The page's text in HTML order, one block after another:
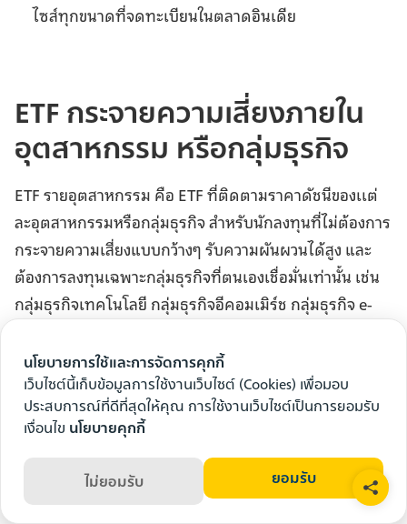
ไซส์ทุกขนาดที่จดทะเบียนในตลาดอินเดีย
ETF กระจายความเสี่ยงภายใน
อุตสาหกรรม หรือกลุ่มธุรกิจ
ETF รายอุตสาหกรรม คือ ETF ที่ติดตามราคาดัชนีของเเต่
ละอุตสาหกรรมหรือกลุ่มธุรกิจ สำหรับนักลงทุนที่ไม่ต้องการ
กระจายความเสี่ยงแบบกว้างๆ รับความผันผวนได้สูง และ
ต้องการลงทุนเฉพาะกลุ่มธุรกิจที่ตนเองเชื่อมั่นเท่านั้น เช่น
กลุ่มธุรกิจเทคโนโลยี กลุ่มธุรกิจอีคอมเมิร์ช กลุ่มธุรกิจ e-
ตัวอย่าง ETF กระจายความเสี่ยงภายในอุตสาหกรรม
EBANKลงทุนในหุ้นที่เป็นส่วนประกอบของดัชนีหมวด
ธุรกิจ SET Banking
WisdomTree Cloud Computing Fund(WCLD)
อ้างอิงดัชนี BVP Nasdaq Emerging Cloud Index เพื่อ
นโยบายการใช้และการจัดการคุกกี้
เว็บไซต์นี้เก็บข้อมูลการใช้งานเว็บไซต์ (Cookies) เพื่อมอบ
ประสบการณ์ที่ดีที่สุดให้คุณ การใช้งานเว็บไซต์เป็นการยอมรับ
เงื่อนไข นโยบายคุกกี้
ยอมรับ
ไม่ยอมรับ